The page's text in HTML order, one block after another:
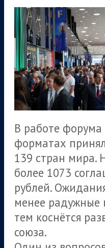
В работе
форматах
139 стран
более 1073
рублей.
менее радужные
тем коснётся
союза.